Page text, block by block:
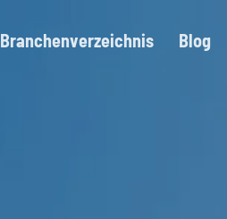
Branchenverzeichnis Blog